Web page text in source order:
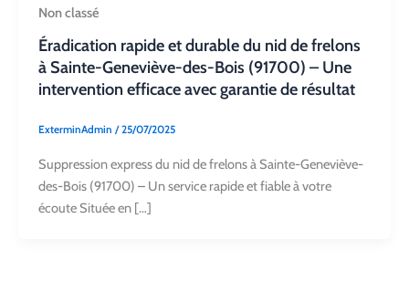
Non classé
Éradication rapide et durable du nid de frelons
à Sainte-Geneviève-des-Bois (91700) – Une
intervention efficace avec garantie de résultat
ExterminAdmin /25/07/2025
Suppression express du nid de frelons à Sainte-Geneviève-
des-Bois (91700) – Un service rapide et fiable à votre
écoute Située en […]